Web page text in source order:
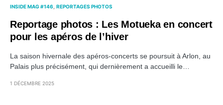
INSIDE MAG #146 REPORTAGES PHOTOS
Reportage photos : Les Motueka en concert
pour les apéros de l’hiver
La saison hivernale des apéros-concerts se poursuit à Arlon, au
Palais plus précisément, qui dernièrement a accueilli le…
1 DÉCEMBRE 2025